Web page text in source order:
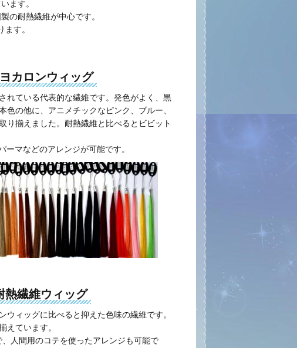
ます。
の耐熱繊維が中心です。
す。
ヨカロンウィッグ
れている代表的な繊維です。発色がよく、黒
色の他に、アニメチックなピンク、ブルー、
り揃えました。耐熱繊維と比べるとビビット
マなどのアレンジが可能です。
熱繊維ウィッグ
ウィッグに比べると抑えた色味の繊維です。
えています。
人間用のコテを使ったアレンジも可能で